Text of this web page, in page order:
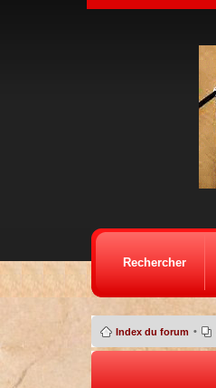
Rechercher
Index du forum •